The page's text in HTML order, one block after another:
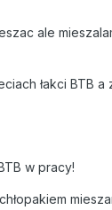
ale
łakci BTB a
w pracy!